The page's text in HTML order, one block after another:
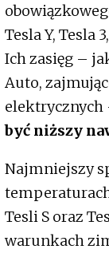
Tesla Y, Tesla
Ich zasięg –
Auto,
elektrycznych
być niższy
Najmniejszy
Tesli S oraz
warunkach